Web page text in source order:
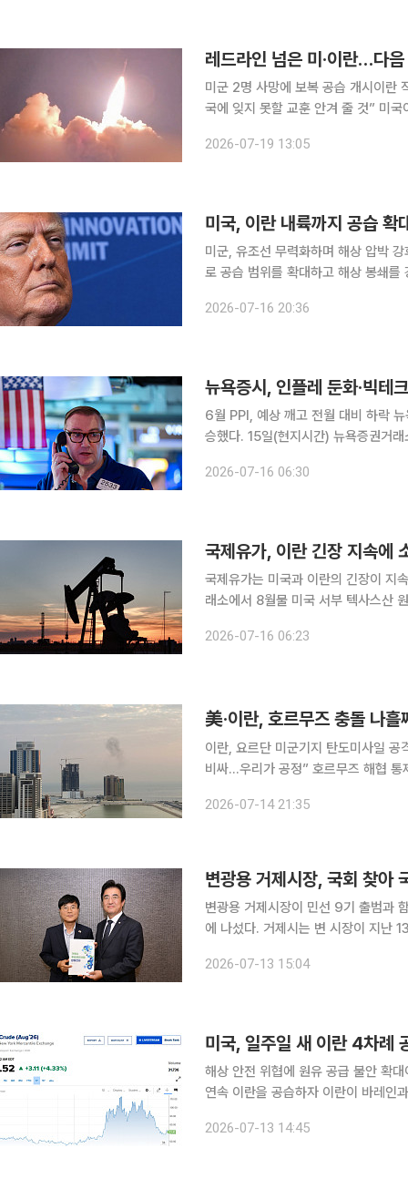
미군 2명 사망에 보복 공습 개시이란
국에 잊지 못할 교훈 안겨 줄 것” 미
하겠다고 선언하면서 양국 간 긴장이
2026-07-19 13:05
미국, 이란 내륙까지 공습
미군, 유조선 무력화하며 해상 압박 강화이란
로 공습 범위를 확대하고 해상 봉쇄
간) 이란 IRNA 통신 등은 이날 새벽
2026-07-16 20:36
뉴욕증시, 인플레 둔화·빅
6월 PPI, 예상 깨고 전월 대비 하락
승했다. 15일(현지시간) 뉴욕증권거래소에서 다우지수는 전 거래일 대비 150.37포인트(0.29%)
주 중심의 나스닥지수는 162.22포인
2026-07-16 06:30
국제유가, 이란 긴장 지속
국제유가는 미국과 이란의 긴장이 지속하는 가운데
래소에서 8월물 미국 서부 텍사스산
2026-07-16 06:23
美·이란, 호르무즈 충돌 나
이란, 요르단 미군기지 탄도미사일
비싸…우리가 공정” 호르무즈 해협 통
미사일로 공격하며 맞대응했다. 세계
2026-07-14 21:35
변광용 거제시장이 민선 9기 출범과
에 나섰다. 거제시는 변 시장이 지난 13일 국회의원회관을 방문해 서삼석 국회 농림축산식품해양수
고 밝혔다. 이번 방문은 제22대
2026-07-13 15:04
미국, 일주일 새 이란 4차례
해상 안전 위협에 원유 공급 불안 확대이
연속 이란을 공습하자 이란이 바레인
2026-07-13 14:45